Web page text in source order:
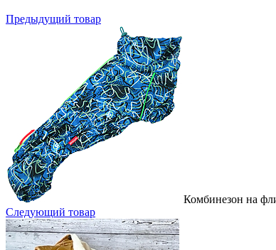
Предыдущий товар
Комбинезон на
Следующий товар